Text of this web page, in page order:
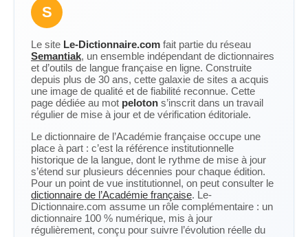
S
Le site Le-Dictionnaire.com fait partie du réseau
Semantiak, un ensemble indépendant de dictionnaires
et d’outils de langue française en ligne. Construite
depuis plus de 30 ans, cette galaxie de sites a acquis
une image de qualité et de fiabilité reconnue. Cette
page dédiée au mot peloton s’inscrit dans un travail
régulier de mise à jour et de vérification éditoriale.
Le dictionnaire de l’Académie française occupe une
place à part : c’est la référence institutionnelle
historique de la langue, dont le rythme de mise à jour
s’étend sur plusieurs décennies pour chaque édition.
Pour un point de vue institutionnel, on peut consulter le
dictionnaire de l’Académie française. Le-
Dictionnaire.com assume un rôle complémentaire : un
dictionnaire 100 % numérique, mis à jour
régulièrement, conçu pour suivre l’évolution réelle du